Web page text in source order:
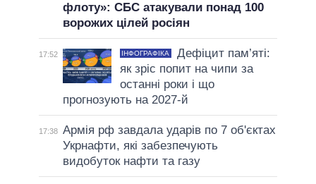
флоту»: СБС атакували понад 100
ворожих цілей росіян
17:52 ІНФОГРАФІКА
Дефіцит пам’яті:
як зріс попит на чипи за
останні роки і що
прогнозують на 2027-й
17:38 Армія рф завдала ударів по 7 об'єктах
Укрнафти, які забезпечують
видобуток нафти та газу